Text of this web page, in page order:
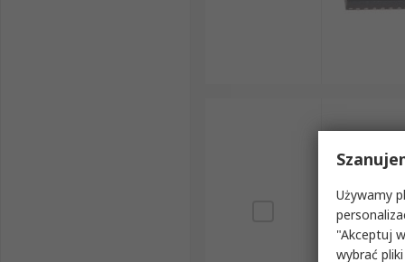
Używamy
"Akceptuj
wybrać